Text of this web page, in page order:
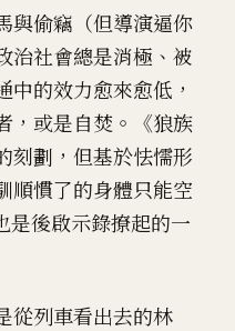
與偷竊（但導演逼你
治社會總是消極、被
的效力愈來愈低，
，或是自焚。《狼族
刻劃，但基於怯懦形
順慣了的身體只能空
後啟示錄撩起的一
從列車看出去的林